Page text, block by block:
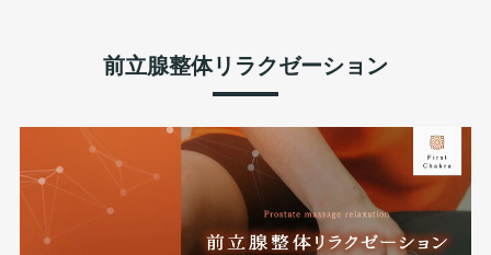
前立腺整体リラクゼーション